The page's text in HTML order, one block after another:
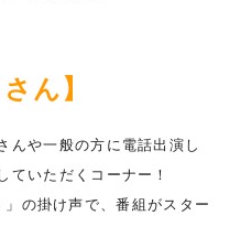
ん】
んや一般の方に電話出演し
ていただくコーナー！
の掛け声で、番組がスター